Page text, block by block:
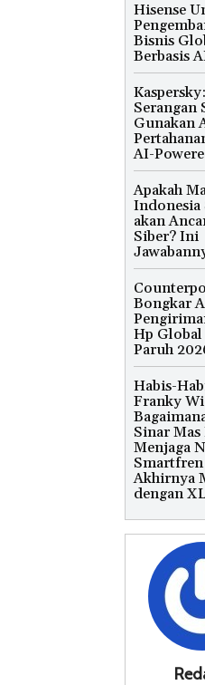
Hisense
Bisnis
Berbasis
Kaspersky:
Serangan
Gunakan
AI-
Apakah
Indonesia
akan
Siber? Ini
Bongkar
Hp Global
Paruh
Habis-
Franky
Sinar
Menjaga
Akhirnya
dengan